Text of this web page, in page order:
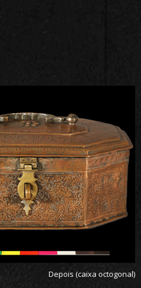
Depois (caixa octogonal)